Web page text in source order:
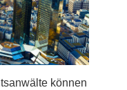
können